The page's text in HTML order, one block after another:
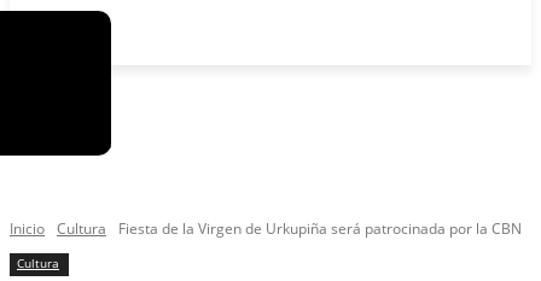
Inicio Cultura Fiesta de la Virgen de Urkupiña será patrocinada por la CBN
Cultura